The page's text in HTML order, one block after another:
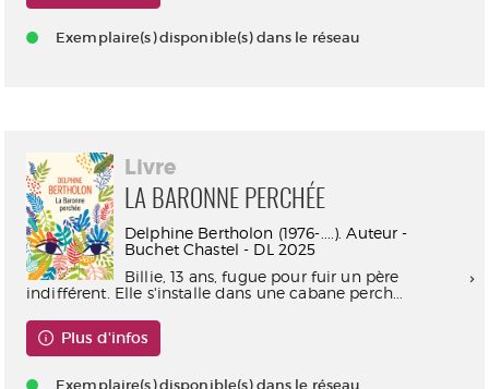
Exemplaire(s) disponible(s) dans le réseau
Livre
LA BARONNE PERCHÉE
Delphine Bertholon (1976-....). Auteur -
Buchet Chastel - DL 2025
Billie, 13 ans, fugue pour fuir un père
indifférent. Elle s'installe dans une cabane perch...
Plus d'infos